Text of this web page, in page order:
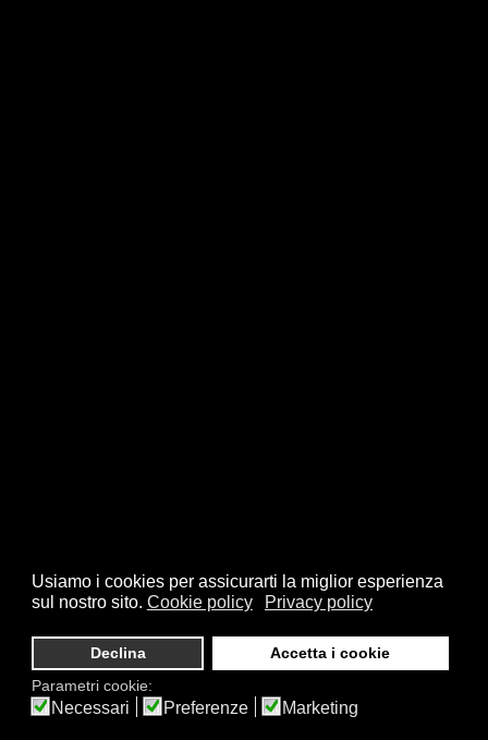
Usiamo i cookies per assicurarti la miglior esperienza
sul nostro sito. Cookie policy Privacy policy
Declina
Accetta i cookie
Parametri cookie:
Necessari Preferenze Marketing